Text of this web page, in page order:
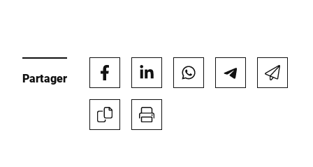
Partager